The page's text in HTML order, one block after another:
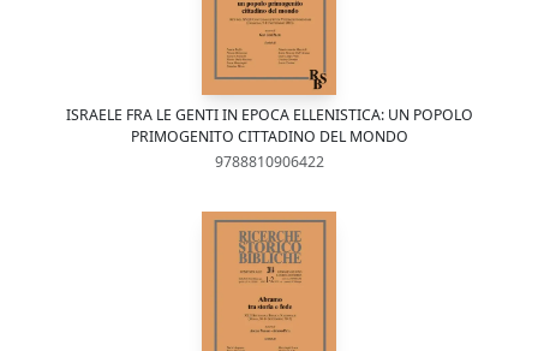
ISRAELE FRA LE GENTI IN EPOCA ELLENISTICA: UN POPOLO
PRIMOGENITO CITTADINO DEL MONDO
9788810906422